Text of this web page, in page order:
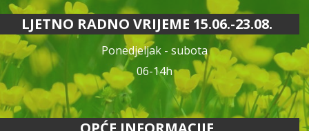
LJETNO RADNO VRIJEME 15.06.-23.08.
Ponedjeljak - subota
06-14h